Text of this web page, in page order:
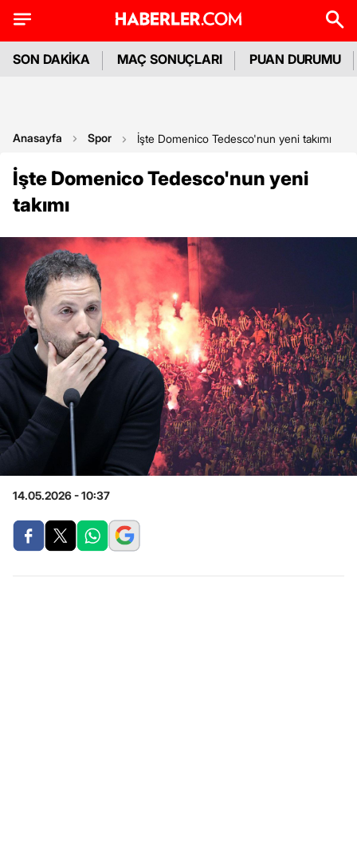
SON DAKİKA MAÇ SONUÇLARI PUAN DURUMU
Anasayfa Spor İşte Domenico Tedesco'nun yeni takımı
İşte Domenico Tedesco'nun yeni
takımı
14.05.2026 - 10:37